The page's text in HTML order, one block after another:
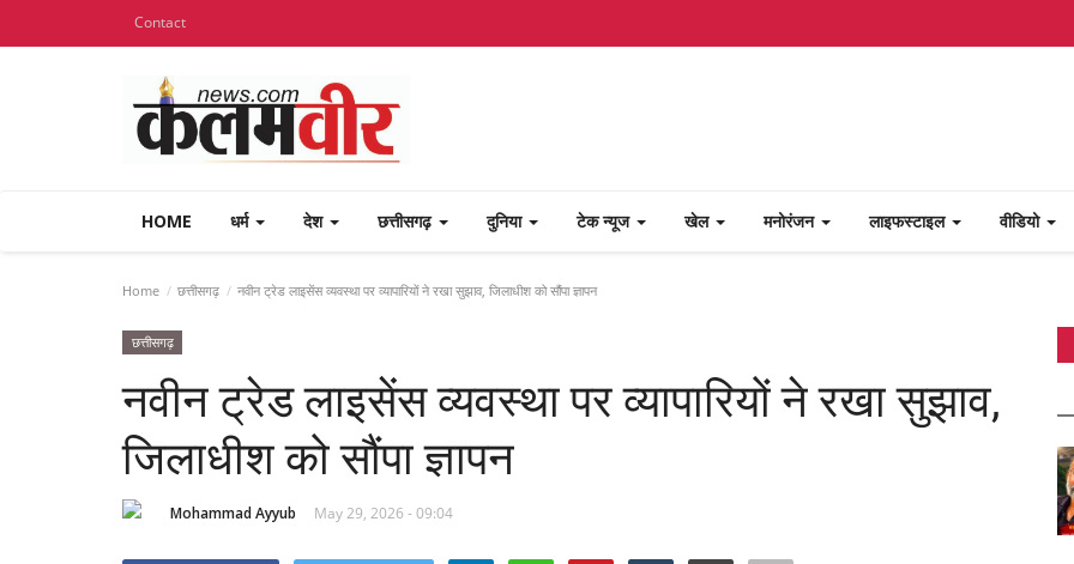
Contact
HOME धर्म देश छत्तीसगढ़ दुनिया टेक न्यूज खेल मनोरंजन लाइफस्टाइल वीडियो
Home छत्तीसगढ़ नवीन ट्रेड लाइसेंस व्यवस्था पर व्यापारियों ने रखा सुझाव, जिलाधीश को सौंपा ज्ञापन
छत्तीसगढ़
नवीन ट्रेड लाइसेंस व्यवस्था पर व्यापारियों ने रखा सुझाव,
जिलाधीश को सौंपा ज्ञापन
Mohammad Ayyub May 29, 2026 - 09:04